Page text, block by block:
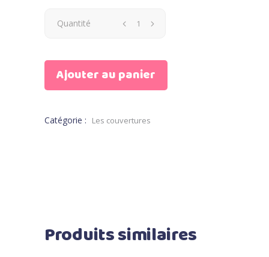
Quantité
Ajouter au panier
Catégorie : Les couvertures
Produits similaires